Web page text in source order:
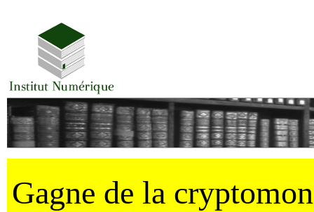
Gagne de la